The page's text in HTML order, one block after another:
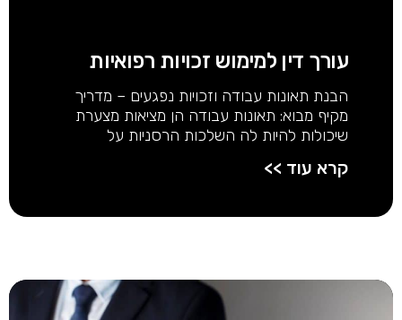
עורך דין למימוש זכויות רפואיות
הבנת תאונות עבודה וזכויות נפגעים – מדריך
מקיף מבוא: תאונות עבודה הן מציאות מצערת
שיכולות להיות לה השלכות הרסניות על
קרא עוד >>